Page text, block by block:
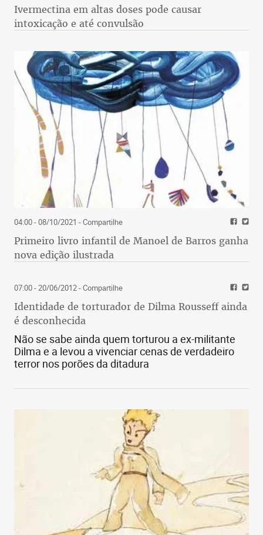
Desenvolvido pelo recém-inaugurado Centro de
Excelência em Analytics (CEA) da Boa Vista, o
software utiliza informações do histórico do SCPC
e do Cadastro Positivo para identificar as pessoas
iniciais, o serviço gerou ganhos na aprovação das
ofertas de 400% em relação aos modelos
tradicionais de análise de crédito.
Muitos analisas dizem que bitcoins são ativos
arriscados demais para despertar o interesse de
grandes empresas. Eles estão errados. Como parte
maior plataforma de e-commerce da América
Latina, comprou US$ 7,8 milhões em moedas
digitais no primeiro trimestre de 2021.
das maiores plataformas de comércio eletrônico do
país, identificou avanço de 120% nas vendas de
itens anunciados com o termo “Dia das Mães”. A
análise comparou os dados de abril deste ano em
relação àqueles do mesmo mês de 2020, período
que antecede a data.
Ivermectina em altas doses pode causar
intoxicação e até convulsão
04:00 - 08/10/2021 - Compartilhe
Primeiro livro infantil de Manoel de Barros ganha
nova edição ilustrada
07:00 - 20/06/2012- Compartilhe
Identidade de torturador de Dilma Rousseff ainda
é desconhecida
Não se sabe ainda quem torturou a ex-militante
Dilma e a levou a vivenciar cenas de verdadeiro
terror nos porões da ditadura